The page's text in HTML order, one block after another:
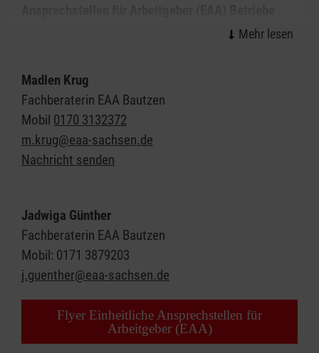
- unabhängig von der Branche und der Betriebsgröße
dauerhafte Integration von Menschen mit
Behinderung in den allgemeinen Arbeitsmarkt. Die
gesetzliche Grundlage bildet der § 185a des SGB IX.
Die EAA werden als begleitende Hilfe im
durch das Integrationsamt Chemnitz finanziert.
Sie haben die Aufgaben:
Arbeitgeber anzusprechen und diese für die
Ausbildung, Einstellung und Beschäftigung von
schwerbehinderten Menschen zu
sensibilisieren,
Madlen Krug
Fachberaterin EAA Bautzen
Mobil 0170 3132372
m.krug@eaa-sachsen.de
Nachricht senden
Jadwiga Günther
Fachberaterin EAA Bautzen
Mobil: 0171 3879203
j.guenther@eaa-sachsen.de
Flyer Einheitliche Ansprechstellen für
Arbeitgeber (EAA)